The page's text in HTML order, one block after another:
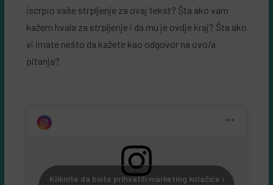
iscrpio vaše strpljenje za ovaj tekst? Šta ako vam
kažem hvala za strpljenje i da mu je ovdje kraj? Šta ako
vi imate nešto da kažete kao odgovor na ovo/a
pitanja?
Kliknite da biste prihvatili marketing kolačiće i